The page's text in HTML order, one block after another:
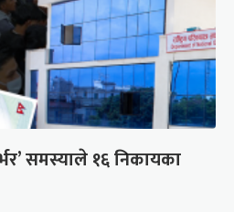
समस्याले १६ निकायका